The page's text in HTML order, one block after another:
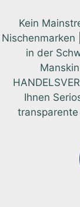
Kein
Nischenmarken
in der
Ihnen